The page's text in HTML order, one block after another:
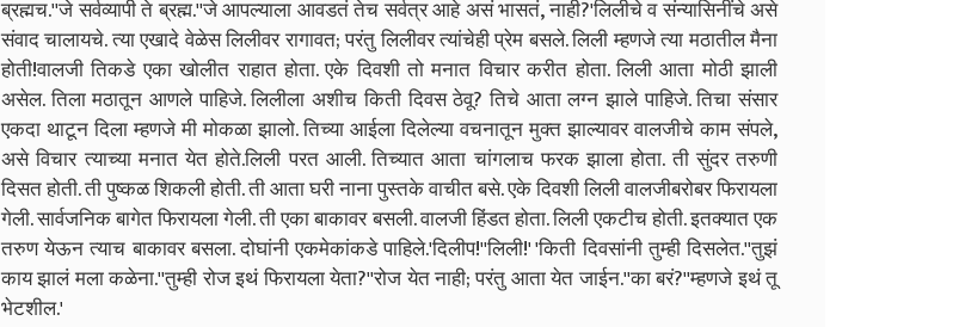
ब्रह्मच.''जे सर्वव्यापी ते ब्रह्म.''जे आपल्याला आवडतं तेच सर्वत्र आहे असं भासतं,नाही?'लिलीचे व संन्यासिनींचे असे
संवाद चालायचे. त्या एखादे वेळेस लिलीवर रागावत;परंतु लिलीवर त्यांचेही प्रेम बसले. लिली म्हणजे त्या मठातील मैना
होती!वालजी तिकडे एका खोलीत राहात होता. एके दिवशी तो मनात विचार करीत होता. लिली आता मोठी झाली
असेल. तिला मठातून आणले पाहिजे. लिलीला अशीच किती दिवस ठेवू?तिचे आता लग्न झाले पाहिजे. तिचा संसार
एकदा थाटून दिला म्हणजे मी मोकळा झालो. तिच्या आईला दिलेल्या वचनातून मुक्त झाल्यावर वालजीचे काम संपले,
असे विचार त्याच्या मनात येत होते.लिली परत आली. तिच्यात आता चांगलाच फरक झाला होता. ती सुंदर तरुणी
दिसत होती. ती पुष्कळ शिकली होती. ती आता घरी नाना पुस्तके वाचीत बसे. एके दिवशी लिली वालजीबरोबर फिरायला
गेली. सार्वजनिकबागेत फिरायला गेली. ती एका बाकावर बसली. वालजी हिंडत होता. लिली एकटीच होती. इतक्यात एक
तरुण येऊन त्याच बाकावर बसला. दोघांनी एकमेकांकडे पाहिले.'दिलीप!''लिली!''किती दिवसांनी तुम्ही दिसलेत.''तुझं
काय झालं मला कळेना.''तुम्ही रोज इथं फिरायला येता?''रोज येत नाही;परंतु आता येत जाईन.''का बरं?''म्हणजे इथं तू
भेटशील.'